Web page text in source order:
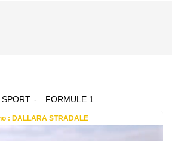
SPORT FORMULE 1